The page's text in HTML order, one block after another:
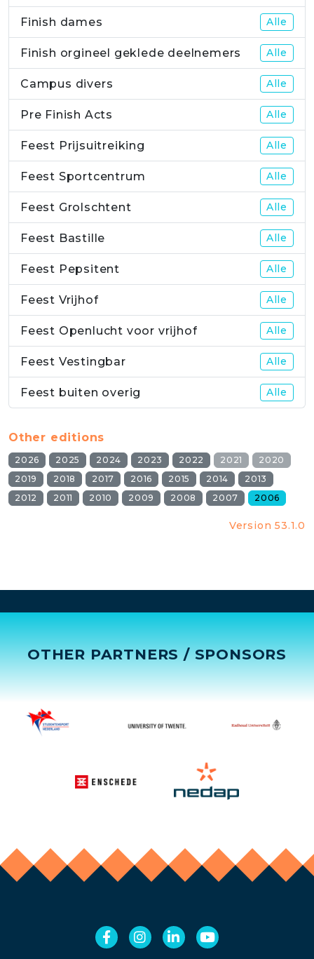
Finish dames Alle
Finish orgineel geklede deelnemers Alle
Campus divers Alle
Pre Finish Acts Alle
Feest Prijsuitreiking Alle
Feest Sportcentrum Alle
Feest Grolschtent Alle
Feest Bastille Alle
Feest Pepsitent Alle
Feest Vrijhof Alle
Feest Openlucht voor vrijhof Alle
Feest Vestingbar Alle
Feest buiten overig Alle
Other editions
2026 2025 2024 2023 2022 2021
2020
2019
2018 2017 2016 2015 2014
2013
2012
2011 2010 2009 2008 2007 2006
Version 53.1.0
OTHER PARTNERS / SPONSORS